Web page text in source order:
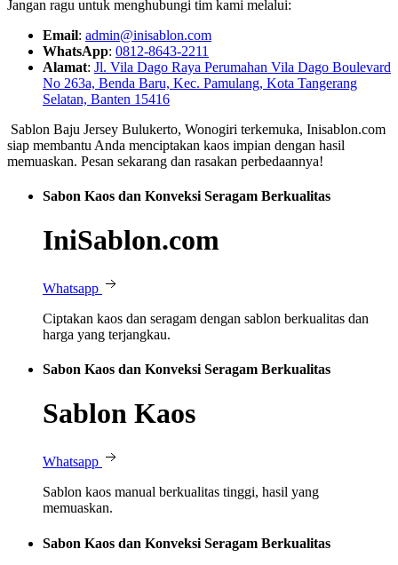
Jangan ragu untuk menghubungi tim kami melalui:
Email: admin@inisablon.com
WhatsApp: 0812-8643-2211
Alamat: Jl. Vila Dago Raya Perumahan Vila Dago Boulevard
No 263a, Benda Baru, Kec. Pamulang, Kota Tangerang
Selatan, Banten 15416
Sablon Baju Jersey Bulukerto, Wonogiri terkemuka, Inisablon.com
siap membantu Anda menciptakan kaos impian dengan hasil
memuaskan. Pesan sekarang dan rasakan perbedaannya!
Sabon Kaos dan Konveksi Seragam Berkualitas
IniSablon.com
Whatsapp
Ciptakan kaos dan seragam dengan sablon berkualitas dan
harga yang terjangkau.
Sabon Kaos dan Konveksi Seragam Berkualitas
Sablon Kaos
Whatsapp
Sablon kaos manual berkualitas tinggi, hasil yang
memuaskan.
Sabon Kaos dan Konveksi Seragam Berkualitas